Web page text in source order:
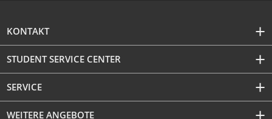
KONTAKT
STUDENT SERVICE CENTER
SERVICE
WEITERE ANGEBOTE